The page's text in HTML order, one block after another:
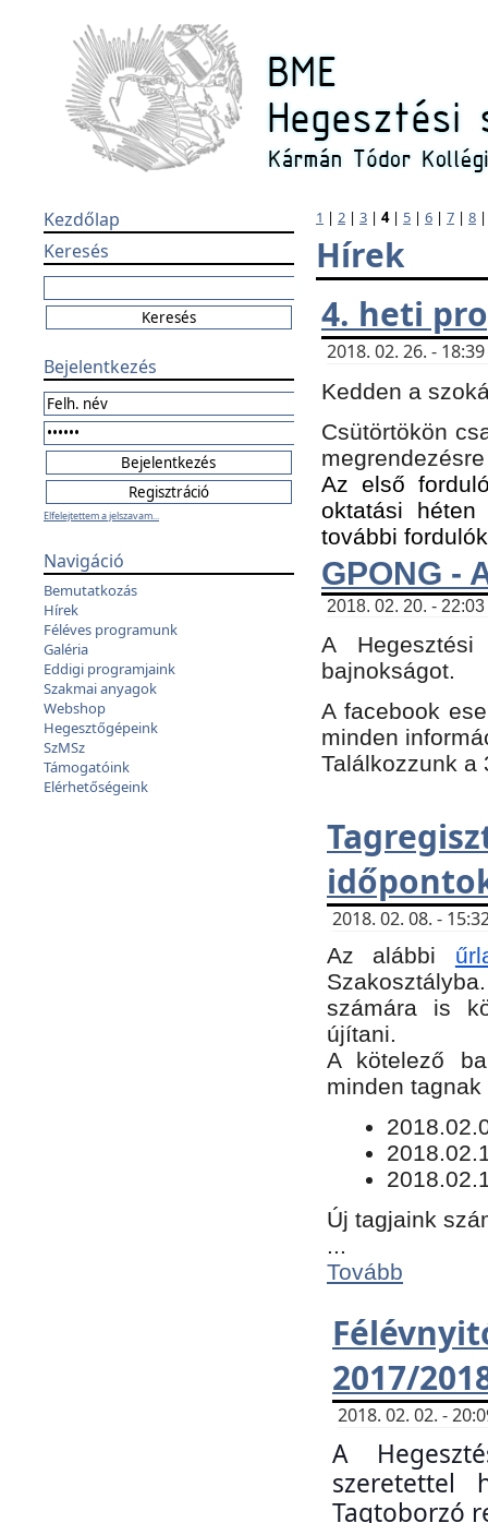
Kezdőlap
Keresés
Bejelentkezés
Elfelejtettem a jelszavam...
Navigáció
Bemutatkozás
Hírek
Féléves programunk
Galéria
Eddigi programjaink
Szakmai anyagok
Webshop
Hegesztőgépeink
SzMSz
Támogatóink
Elérhetőségeink
1 | 2 | 3 | 4| 5 | 6 | 7 | 8
Hírek
4. heti
2018. 02. 26. -
Kedden a
Csütörtökön
Az első
oktatási
további
GPONG -
2018. 02. 20. -
A
bajnokságot.
A facebook
minden
Találkozzunk a
2018. 02. 08. -
Az alábbi
számára is
újítani.
​A kötelező
minden
Új tagjaink
Tovább
2017/
2018. 02. 02. -
A
szeretettel
Tagtoborzó